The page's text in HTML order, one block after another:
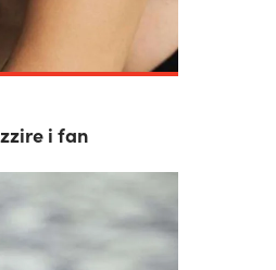
i fan